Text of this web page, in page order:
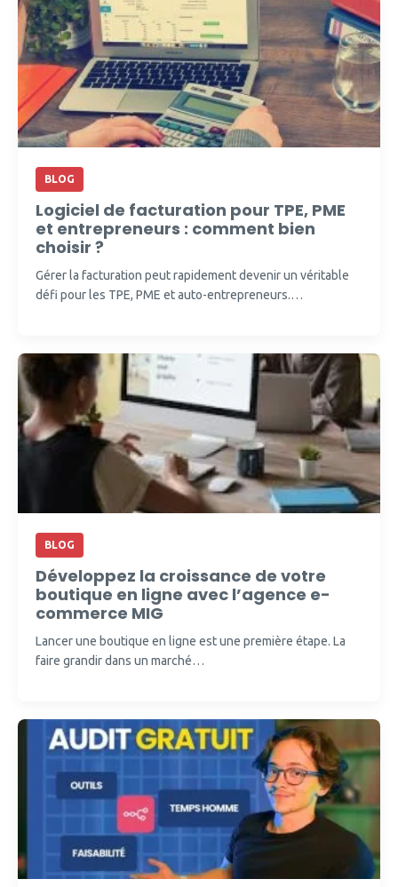
BLOG
Logiciel de facturation pour TPE, PME
et entrepreneurs : comment bien
choisir ?
Gérer la facturation peut rapidement devenir un véritable
défi pour les TPE, PME et auto-entrepreneurs.…
BLOG
Développez la croissance de votre
boutique en ligne avec l’agence e-
commerce MIG
Lancer une boutique en ligne est une première étape. La
faire grandir dans un marché…